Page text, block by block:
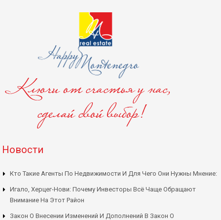
Новости
Кто Такие Агенты По Недвижимости И Для Чего Они Нужны Мнение:
Игало, Херцег-Нови: Почему Инвесторы Всё Чаще Обращают
Внимание На Этот Район
Закон О Внесении Изменений И Дополнений В Закон О